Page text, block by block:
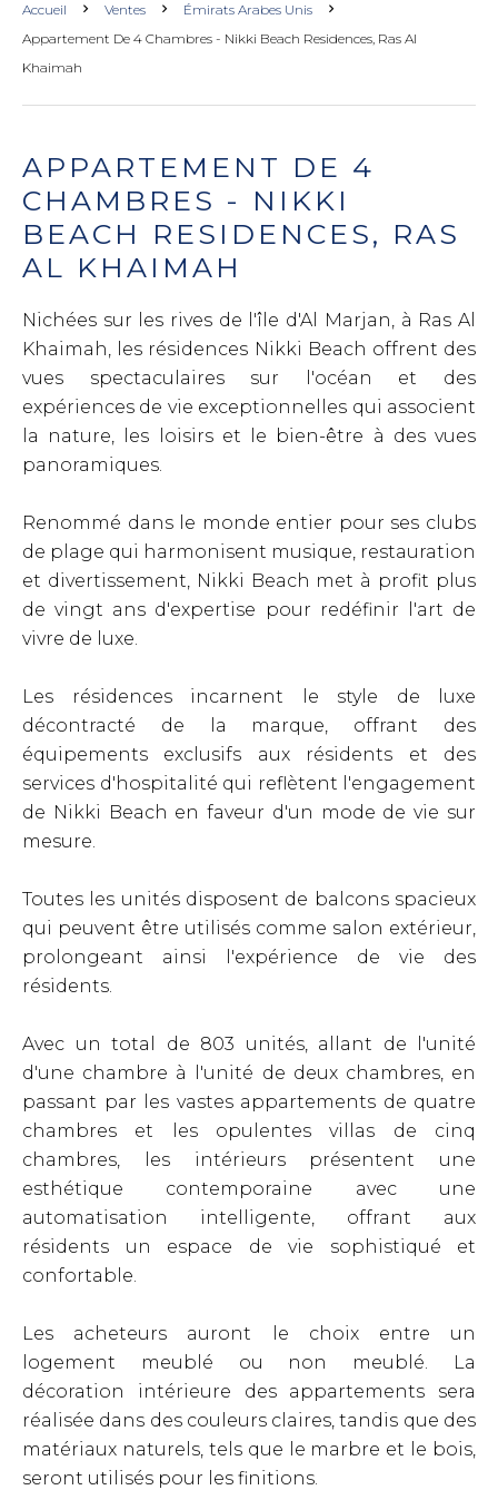
Accueil Ventes
Émirats Arabes Unis
Appartement De 4 Chambres - Nikki Beach Residences, Ras Al
Khaimah
APPARTEMENT DE 4
CHAMBRES - NIKKI
BEACH RESIDENCES, RAS
AL KHAIMAH
Nichées sur les rives de l'île d'Al Marjan, à Ras Al
Khaimah, les résidences Nikki Beach offrent des
vues spectaculaires sur l'océan et des
expériences de vie exceptionnelles qui associent
la nature, les loisirs et le bien-être à des vues
panoramiques.
Renommé dans le monde entier pour ses clubs
de plage qui harmonisent musique, restauration
et divertissement, Nikki Beach met à profit plus
de vingt ans d'expertise pour redéfinir l'art de
vivre de luxe.
Les résidences incarnent le style de luxe
décontracté de la marque, offrant des
équipements exclusifs aux résidents et des
services d'hospitalité qui reflètent l'engagement
de Nikki Beach en faveur d'un mode de vie sur
mesure.
Toutes les unités disposent de balcons spacieux
qui peuvent être utilisés comme salon extérieur,
prolongeant ainsi l'expérience de vie des
résidents.
Avec un total de 803 unités, allant de l'unité
d'une chambre à l'unité de deux chambres, en
passant par les vastes appartements de quatre
chambres et les opulentes villas de cinq
chambres, les intérieurs présentent une
esthétique contemporaine avec une
automatisation intelligente, offrant aux
résidents un espace de vie sophistiqué et
confortable.
Les acheteurs auront le choix entre un
logement meublé ou non meublé. La
décoration intérieure des appartements sera
réalisée dans des couleurs claires, tandis que des
matériaux naturels, tels que le marbre et le bois,
seront utilisés pour les finitions.